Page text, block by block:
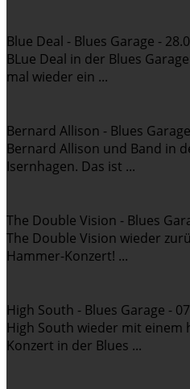
Blue Deal - Blues Garage -
BLue Deal in der Blues
mal wieder ein ...
Bernard Allison - Blues
Bernard Allison und Band in
Isernhagen. Das ist ...
The Double Vision - Blues
The Double Vision wieder
Hammer-Konzert! ...
High South - Blues Garage -
High South wieder mit
Konzert in der Blues ...